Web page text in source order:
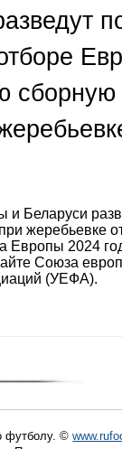
сборную
и Беларуси
жеребьевке
Европы 2024
Союза
(УЕФА).
футболу. ©